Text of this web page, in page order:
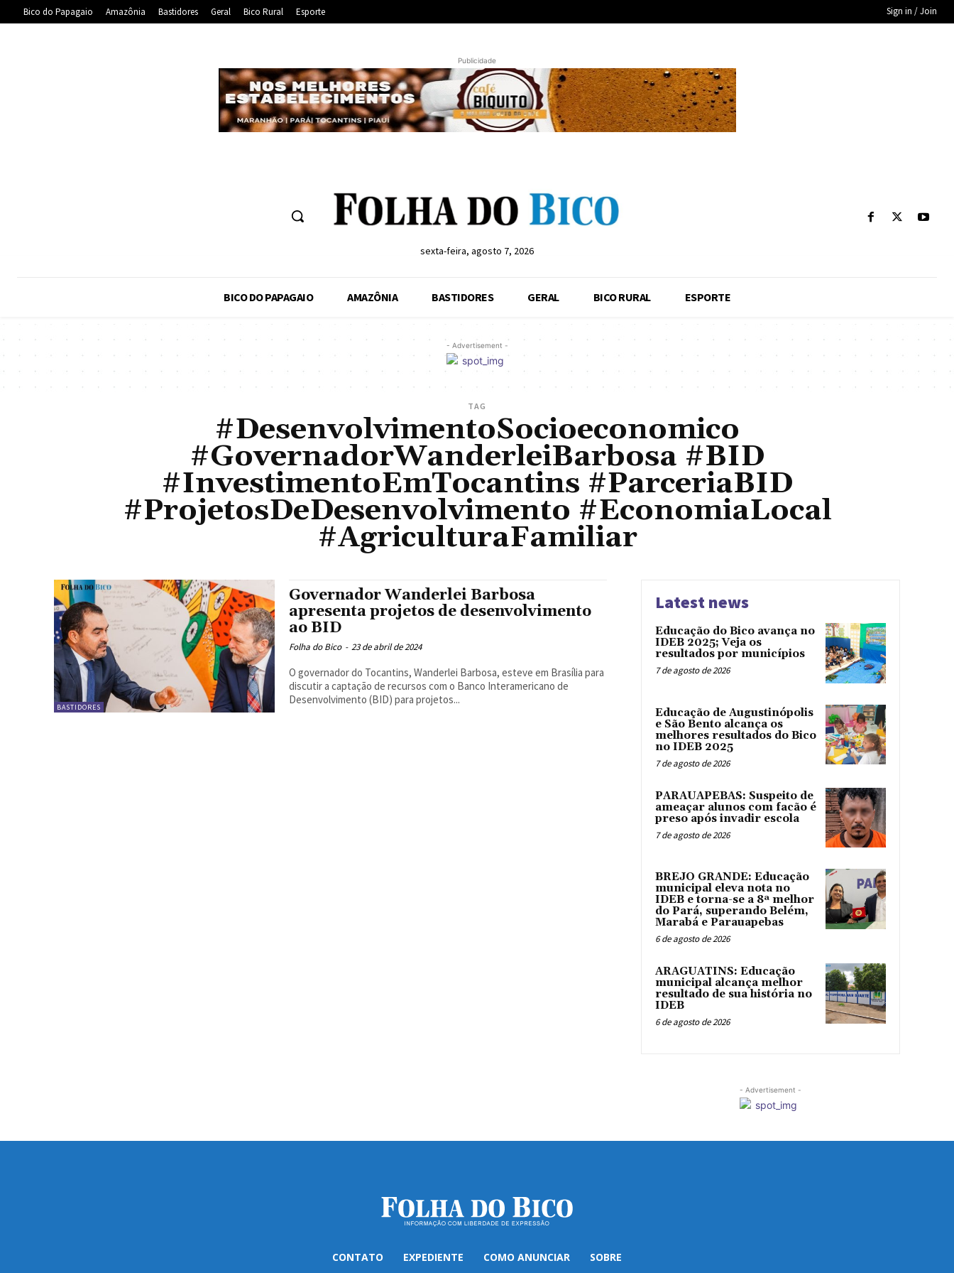
Bico do Papagaio Amazônia Bastidores Geral Bico Rural Esporte Sign in / Join
Publicidade
sexta-feira, agosto 7, 2026
BICO DO PAPAGAIO AMAZÔNIA BASTIDORES GERAL BICO RURAL ESPORTE
- Advertisement -
TAG
#DesenvolvimentoSocioeconomico
#GovernadorWanderleiBarbosa #BID
#InvestimentoEmTocantins #ParceriaBID
#ProjetosDeDesenvolvimento #EconomiaLocal
#AgriculturaFamiliar
BASTIDORES
Governador Wanderlei Barbosa
apresenta projetos de desenvolvimento
ao BID
Folha do Bico - 23 de abril de 2024
O governador do Tocantins, Wanderlei Barbosa, esteve em Brasília para
discutir a captação de recursos com o Banco Interamericano de
Desenvolvimento (BID) para projetos...
Latest news
Educação do Bico avança no
IDEB 2025; Veja os
resultados por municípios
7 de agosto de 2026
Educação de Augustinópolis
e São Bento alcança os
melhores resultados do Bico
no IDEB 2025
7 de agosto de 2026
PARAUAPEBAS: Suspeito de
ameaçar alunos com facão é
preso após invadir escola
7 de agosto de 2026
BREJO GRANDE: Educação
municipal eleva nota no
IDEB e torna-se a 8ª melhor
do Pará, superando Belém,
Marabá e Parauapebas
6 de agosto de 2026
ARAGUATINS: Educação
municipal alcança melhor
resultado de sua história no
IDEB
6 de agosto de 2026
- Advertisement -
CONTATO EXPEDIENTE COMO ANUNCIAR SOBRE